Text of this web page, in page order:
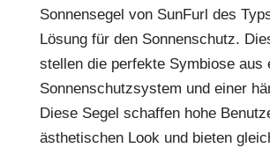
Sonnensegel von SunFurl des
Lösung für den Sonnenschutz.
stellen die perfekte Symbiose aus
Sonnenschutzsystem und einer
Diese Segel schaffen hohe
ästhetischen Look und bieten